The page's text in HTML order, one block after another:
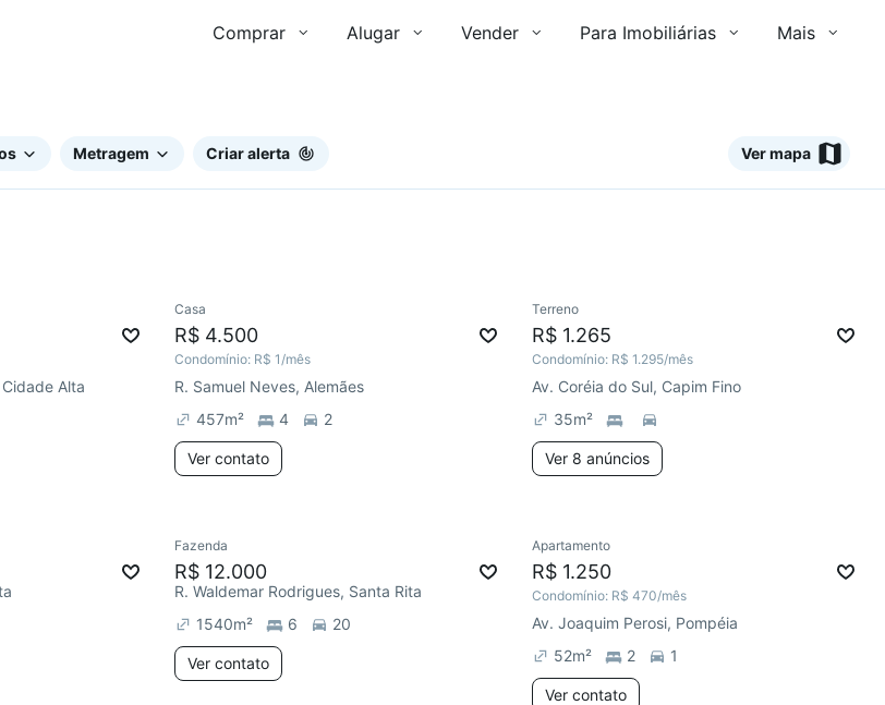
Comprar Alugar Vender Para Imobiliárias Mais
Metragem Criar alerta Ver mapa
Alta
Chegou há 2 dias
Casa
R$ 4.500
Condomínio: R$ 1/mês
R. Samuel Neves, Alemães
457m² 4 2
Ver contato
Chegou há 6 dias
Terreno
R$ 1.265
Condomínio: R$ 1.295/mês
Av. Coréia do Sul, Capim Fino
35m²
Ver 8 anúncios
Fazenda
R$ 12.000
R. Waldemar Rodrigues, Santa Rita
1540m² 6 20
Ver contato
Chegou há 3 dias
Apartamento
R$ 1.250
Condomínio: R$ 470/mês
Av. Joaquim Perosi, Pompéia
52m² 2 1
Ver contato